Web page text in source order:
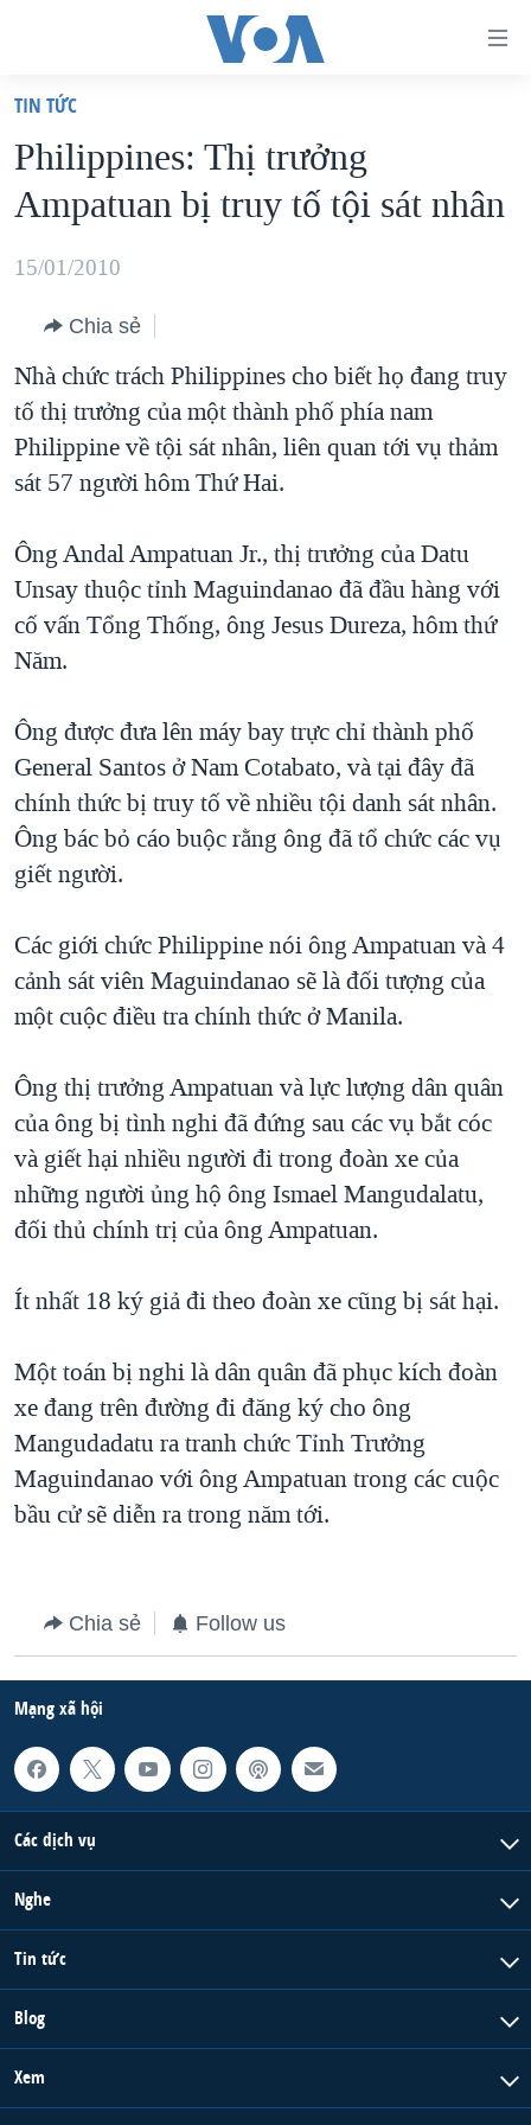
truy
cập
Tới
dung
chính
điều
hướng
chính
Đi
"Tìm"
VIỆT NAM
HOA KỲ
BIỂN ĐÔNG
BLOG
DIỄN ĐÀN
MỤC
TỰ DO BÁO CHÍ
NGƯỜI VIỆT HẢI NGOẠI
ĐỜI SỐNG
SỨC KHOẺ
VĂN HOÁ
THỂ THAO
GIÁO DỤC
CHUYÊN ĐỀ
HÀNH TRÌNH BẦU CỬ 2024
MỘT NĂM CHIẾN TRANH TẠI DẢI GAZA
GIẢI MÃ VÀNH ĐAI & CON ĐƯỜNG
TRỊNH VĨNH BÌNH - NGƯỜI HẠ 'BÊN THẮNG CUỘC'
GROUND ZERO – XƯA VÀ NAY
CHI PHÍ CHIẾN TRANH AFGHANISTAN
CÁC GIÁ TRỊ CỘNG HÒA Ở VIỆT NAM
TRỊNH VĨNH BÌNH VS. CHÍNH PHỦ VIỆT NAM
NGƯ DÂN VIỆT VÀ LÀN SÓNG TRỘM HẢI SÂM
QUAN HỆ VIỆT MỸ
VIDEO
NGHE
MẠNG XÃ HỘI
Ngôn ngữ khác
TIN TỨC
Philippines: Thị trưởng
Ampatuan bị truy tố tội sát nhân
15/01/2010
Chia sẻ
Nhà chức trách Philippines cho biết họ đang truy
tố thị trưởng của một thành phố phía nam
Philippine về tội sát nhân, liên quan tới vụ thảm
sát 57 người hôm Thứ Hai.
Ông Andal Ampatuan Jr., thị trưởng của Datu
Unsay thuộc tỉnh Maguindanao đã đầu hàng với
cố vấn Tổng Thống, ông Jesus Dureza, hôm thứ
Năm.
Ông được đưa lên máy bay trực chỉ thành phố
General Santos ở Nam Cotabato, và tại đây đã
chính thức bị truy tố về nhiều tội danh sát nhân.
Ông bác bỏ cáo buộc rằng ông đã tổ chức các vụ
giết người.
Các giới chức Philippine nói ông Ampatuan và 4
cảnh sát viên Maguindanao sẽ là đối tượng của
một cuộc điều tra chính thức ở Manila.
Ông thị trưởng Ampatuan và lực lượng dân quân
của ông bị tình nghi đã đứng sau các vụ bắt cóc
và giết hại nhiều người đi trong đoàn xe của
những người ủng hộ ông Ismael Mangudalatu,
đối thủ chính trị của ông Ampatuan.
Ít nhất 18 ký giả đi theo đoàn xe cũng bị sát hại.
Một toán bị nghi là dân quân đã phục kích đoàn
xe đang trên đường đi đăng ký cho ông
Mangudadatu ra tranh chức Tỉnh Trưởng
Maguindanao với ông Ampatuan trong các cuộc
bầu cử sẽ diễn ra trong năm tới.
Chia sẻ Follow us
Mạng xã hội
Các dịch vụ
Nghe
Tin tức
Blog
Xem